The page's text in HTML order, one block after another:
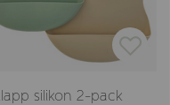
silikon 2-pack